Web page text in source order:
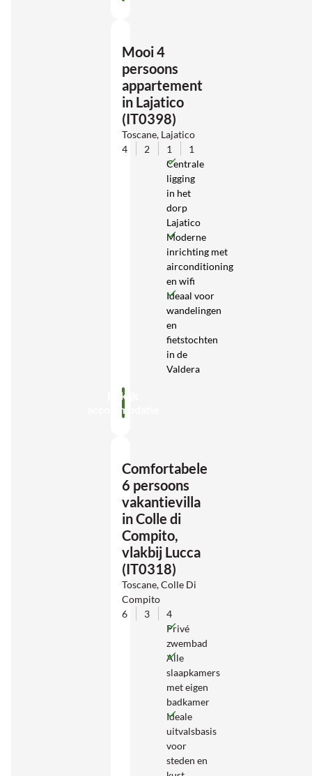
Mooi 4
persoons
appartement
in Lajatico
(IT0398)
Toscane, Lajatico
4
2 1
1
Centrale
ligging
in het
dorp
Lajatico
Moderne
inrichting met
airconditioning
en wifi
Ideaal voor
wandelingen
en
fietstochten
in de
Valdera
Bekijk
accommodatie
Comfortabele
6 persoons
vakantievilla
in Colle di
Compito,
vlakbij Lucca
(IT0318)
Toscane, Colle Di
Compito
6
3
4
Privé
zwembad
Alle
slaapkamers
met eigen
badkamer
Ideale
uitvalsbasis
voor
steden en